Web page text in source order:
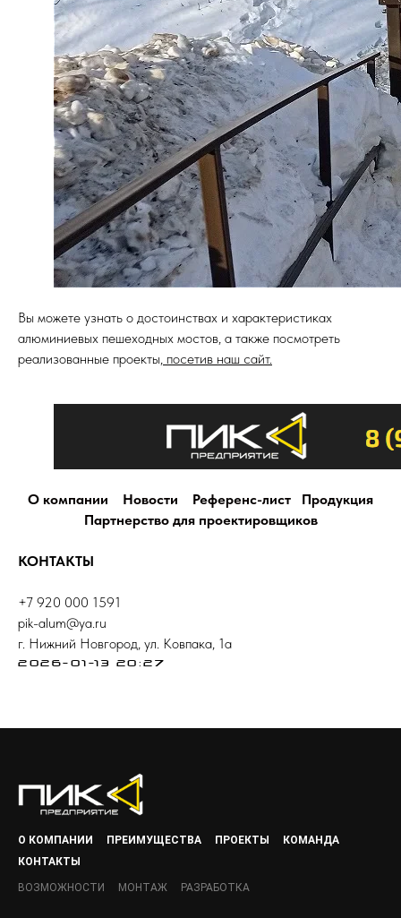
Вы можете узнать о достоинствах и характеристиках
алюминиевых пешеходных мостов, а также посмотреть
реализованные проекты, посетив наш сайт.
О компании Новости Референс-лист
Продукция
Партнерство для проектировщиков
КОНТАКТЫ
+7 920 000 1591
pik-alum@ya.ru
г. Нижний Новгород, ул. Ковпака, 1а
2026-01-13 20:27
О КОМПАНИИ ПРЕИМУЩЕСТВА ПРОЕКТЫ
КОМАНДА
КОНТАКТЫ
ВОЗМОЖНОСТИ МОНТАЖ РАЗРАБОТКА